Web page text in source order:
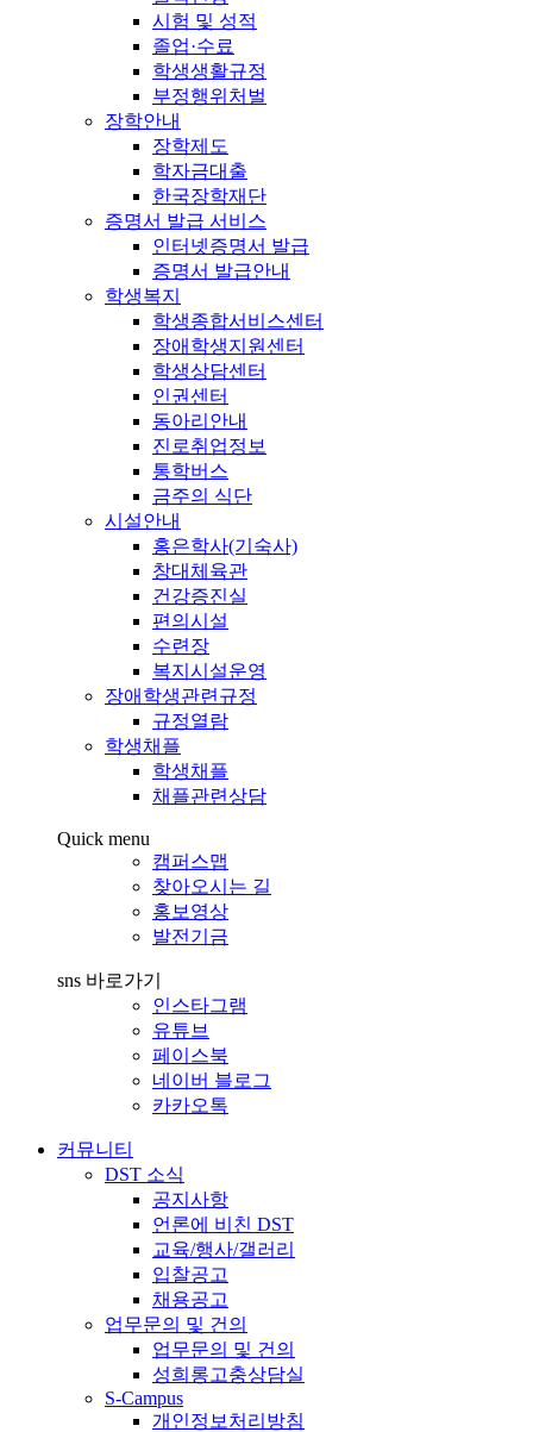
시험 및 성적
졸업·수료
학생생활규정
부정행위처벌
장학안내
장학제도
학자금대출
한국장학재단
증명서 발급 서비스
인터넷증명서 발급
증명서 발급안내
학생복지
학생종합서비스센터
장애학생지원센터
학생상담센터
인권센터
동아리안내
진로취업정보
통학버스
금주의 식단
시설안내
홍은학사(기숙사)
창대체육관
건강증진실
편의시설
수련장
복지시설운영
장애학생관련규정
규정열람
학생채플
학생채플
채플관련상담
Quick menu
캠퍼스맵
찾아오시는 길
홍보영상
발전기금
sns 바로가기
인스타그램
유튜브
페이스북
네이버 블로그
카카오톡
커뮤니티
DST 소식
공지사항
언론에 비친 DST
교육/행사/갤러리
입찰공고
채용공고
업무문의 및 건의
업무문의 및 건의
성희롱고충상담실
S-Campus
개인정보처리방침